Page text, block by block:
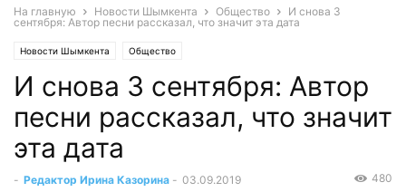
На главную Новости Шымкента Общество
И снова 3
сентября: Автор песни рассказал, что значит эта дата
Новости Шымкента Общество
И снова 3 сентября: Автор
песни рассказал, что значит
эта дата
- Редактор Ирина Казорина - 03.09.2019 480